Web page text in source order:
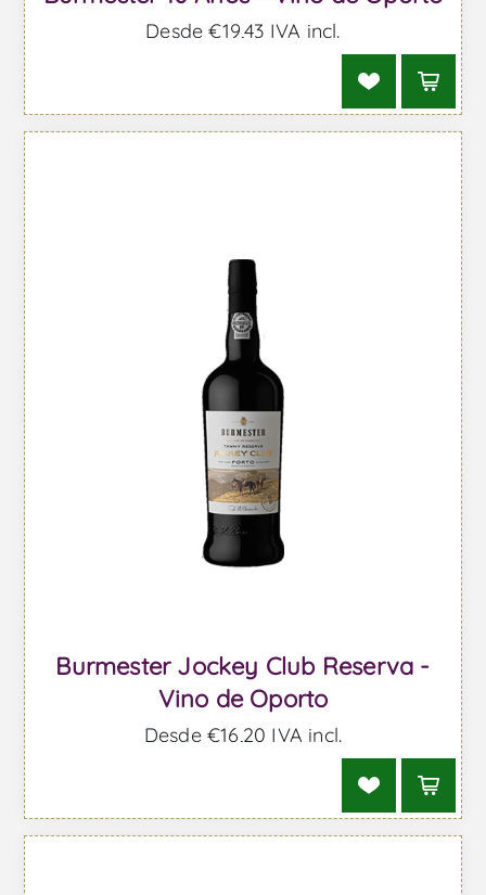
Desde €19,43 IVA incl.
Burmester Jockey Club Reserva -
Vino de Oporto
Desde €16,20 IVA incl.